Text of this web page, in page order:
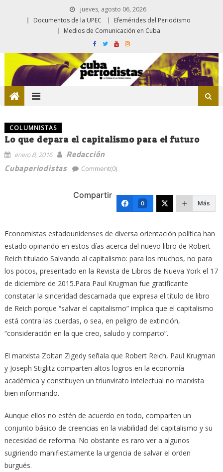
jueves, agosto 06, 2026
Documentos de la UPEC
Efemérides del Periodismo
Medios de Comunicación en Cuba
COLUMNISTAS
Lo que depara el capitalismo para el futuro
enero 8, 2016
Redacción
Cubaperiodistas
Comment(0)
Compartir
0 Más
Economistas estadounidenses de diversa orientación política han
estado opinando en estos días acerca del nuevo libro de Robert
Reich titulado Salvando al capitalismo: para los muchos, no para
los pocos, presentado en la Revista de Libros de Nueva York el 17
de diciembre de 2015.Para Paul Krugman fue gratificante
constatar la sinceridad descarnada que expresa el título de libro
de Reich porque “salvar el capitalismo” implica que el capitalismo
está contra las cuerdas, o sea, en peligro de extinción,
“consideración en la que creo, saludo y comparto”.
El marxista Zoltan Zigedy señala que Robert Reich, Paul Krugman
y Joseph Stiglitz comparten altos logros en la economía
académica y constituyen un triunvirato intelectual no marxista
bien informando.
Aunque ellos no estén de acuerdo en todo, comparten un
conjunto básico de creencias en la viabilidad del capitalismo y su
necesidad de reforma. No obstante es raro ver a algunos
sugiriendo manifiestamente la urgencia de salvar el orden
burgués.